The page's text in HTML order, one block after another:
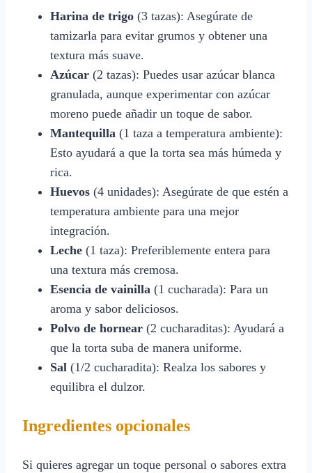
Harina de trigo (3 tazas): Asegúrate de
tamizarla para evitar grumos y obtener una
textura más suave.
Azúcar (2 tazas): Puedes usar azúcar blanca
granulada, aunque experimentar con azúcar
moreno puede añadir un toque de sabor.
Mantequilla (1 taza a temperatura ambiente):
Esto ayudará a que la torta sea más húmeda y
rica.
Huevos (4 unidades): Asegúrate de que estén a
temperatura ambiente para una mejor
integración.
Leche (1 taza): Preferiblemente entera para
una textura más cremosa.
Esencia de vainilla (1 cucharada): Para un
aroma y sabor deliciosos.
Polvo de hornear (2 cucharaditas): Ayudará a
que la torta suba de manera uniforme.
Sal (1/2 cucharadita): Realza los sabores y
equilibra el dulzor.
Ingredientes opcionales
Si quieres agregar un toque personal o sabores extra